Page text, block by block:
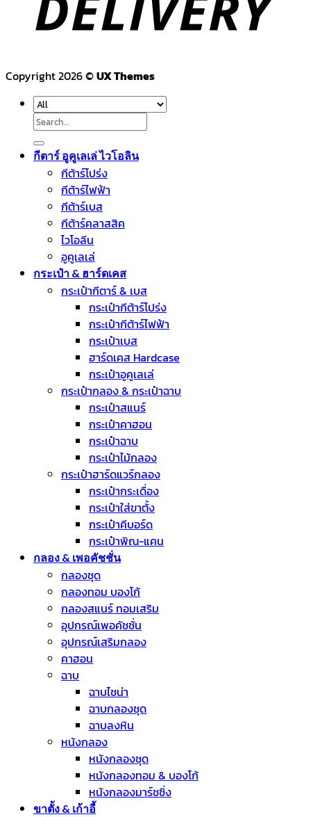
Copyright 2026 ©UX Themes
Search
for:
กีตาร์ อูคูเลเล่ ไวโอลิน
กีต้าร์โปร่ง
กีต้าร์ไฟฟ้า
กีต้าร์เบส
กีต้าร์คลาสสิค
ไวโอลีน
อูคูเลเล่
กระเป๋า & ฮาร์ดเคส
กระเป๋ากีตาร์ & เบส
กระเป๋ากีต้าร์โปร่ง
กระเป๋ากีต้าร์ไฟฟ้า
กระเป๋าเบส
ฮาร์ดเคส Hardcase
กระเป๋าอูคูเลเล่
กระเป๋ากลอง & กระเป๋าฉาบ
กระเป๋าสแนร์
กระเป๋าคาฮอน
กระเป๋าฉาบ
กระเป๋าไม้กลอง
กระเป๋าฮาร์ดแวร์กลอง
กระเป๋ากระเดื่อง
กระเป๋าใส่ขาตั้ง
กระเป๋าคีบอร์ด
กระเป๋าพิณ-แคน
กลอง & เพอคัชชั่น
กลองชุด
กลองทอม บองโก้
กลองสแนร์ ทอมเสริม
อุปกรณ์เพอคัชชั่น
อุปกรณ์เสริมกลอง
คาฮอน
ฉาบ
ฉาบไชน่า
ฉาบกลองชุด
ฉาบลงหิน
หนังกลอง
หนังกลองชุด
หนังกลองทอม & บองโก้
หนังกลองมาร์ชชิ่ง
ขาตั้ง & เก้าอี้